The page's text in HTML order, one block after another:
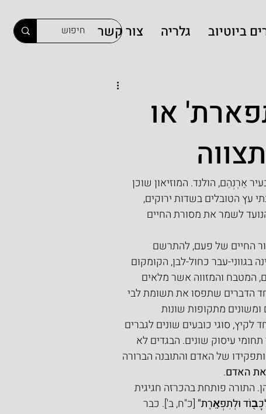
ביוטיוב גלריה צור קשר
או
אַרְנְהֵם, הולנד. המוזיאון שוכן
עץ הטובלים בשדות ירוקים,
לשמר את מסורת החיים
החיים של פעם, להתרשם
בגווני-עבר כחול-לבן, הקומקום
המטבח והמזווה אשר מלאים
הדברים שתפסו את תשומת לבי
מתקופות שונות
סוגי כובעים שונים לגברים
עיסוק שונים. הבגדים לא
של האדם והתובנה הברורה
האדם.
התורה פותחת בהכרזה חגיגית
וּלְתִפְאָֽרֶת" [כ"ח, ב']. כבר